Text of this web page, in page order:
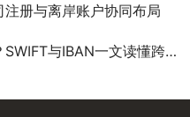
册与离岸账户协同布局
IBAN一文读懂跨境收付关键点